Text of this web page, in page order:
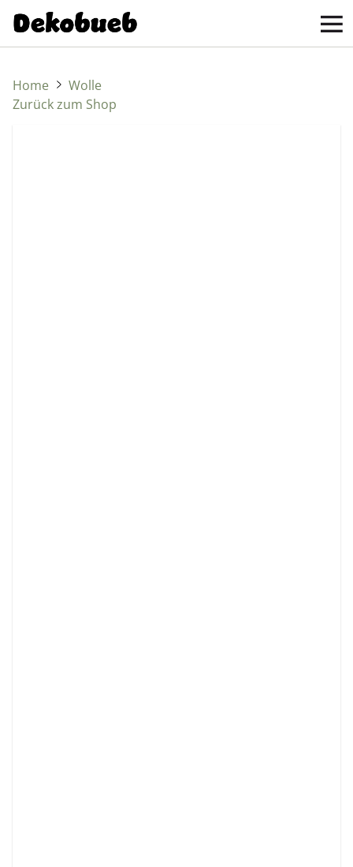
Home
Wolle
Zurück zum Shop